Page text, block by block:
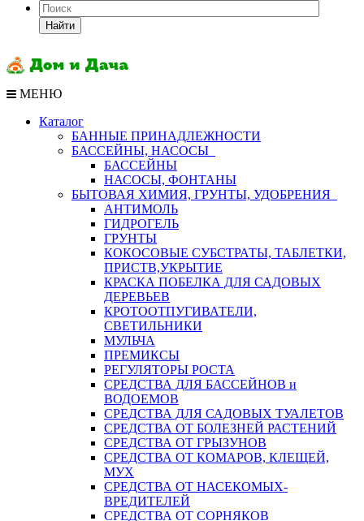
Найти
МЕНЮ
Каталог
БАННЫЕ ПРИНАДЛЕЖНОСТИ
БАССЕЙНЫ, НАСОСЫ
БАССЕЙНЫ
НАСОСЫ, ФОНТАНЫ
БЫТОВАЯ ХИМИЯ, ГРУНТЫ, УДОБРЕНИЯ
АНТИМОЛЬ
ГИДРОГЕЛЬ
ГРУНТЫ
КОКОСОВЫЕ СУБСТРАТЫ, ТАБЛЕТКИ,
ПРИСТВ,УКРЫТИЕ
КРАСКА ПОБЕЛКА ДЛЯ САДОВЫХ
ДЕРЕВЬЕВ
КРОТООТПУГИВАТЕЛИ,
СВЕТИЛЬНИКИ
МУЛЬЧА
ПРЕМИКСЫ
РЕГУЛЯТОРЫ РОСТА
СРЕДСТВА ДЛЯ БАССЕЙНОВ и
ВОДОЕМОВ
СРЕДСТВА ДЛЯ САДОВЫХ ТУАЛЕТОВ
СРЕДСТВА ОТ БОЛЕЗНЕЙ РАСТЕНИЙ
СРЕДСТВА ОТ ГРЫЗУНОВ
СРЕДСТВА ОТ КОМАРОВ, КЛЕЩЕЙ,
МУХ
СРЕДСТВА ОТ НАСЕКОМЫХ-
ВРЕДИТЕЛЕЙ
СРЕДСТВА ОТ СОРНЯКОВ